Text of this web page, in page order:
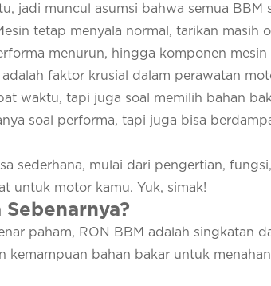
jadi muncul asumsi bahwa semua BBM
tetap menyala normal, tarikan masih
menurun, hingga komponen mesin
faktor krusial dalam perawatan
waktu, tapi juga soal memilih bahan
soal performa, tapi juga bisa
sederhana, mulai dari pengertian,
untuk motor kamu. Yuk, simak!
paham, RON BBM adalah singkatan
kemampuan bahan bakar untuk